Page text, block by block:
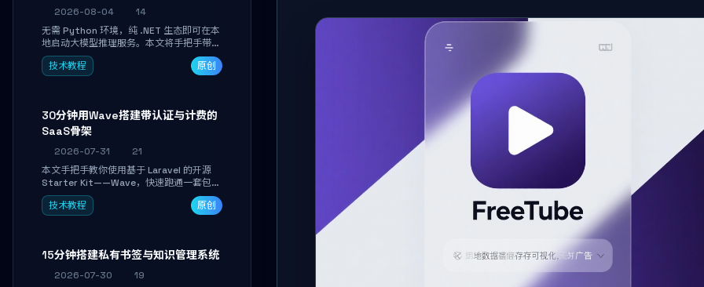
2026-08-04
14
无需 Python 环境，纯 .NET 生态即可在本
地启动大模型推理服务。本文将手把手带你
下载模型、配置 GPU 加速、启动 OpenAI
兼容 API，并在 C# 业务代码中无缝调用。
技术教程 原创
30分钟用Wave搭建带认证与计费的
SaaS骨架
2026-07-31
21
本文手把手教你使用基于 Laravel 的开源
Starter Kit——Wave，快速跑通一套包含
用户认证、订阅计费、角色权限和后台管理
的完整 SaaS 骨架。附带 Stripe 测试支付
技术教程 原创
15分钟搭建私有书签与知识管理系统
2026-07-30
19